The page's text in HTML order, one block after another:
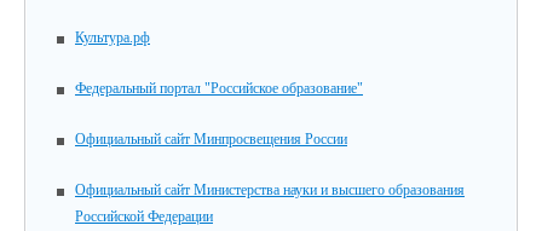
Культура.рф
Федеральный портал "Российское образование"
Официальный сайт Минпросвещения России
Официальный сайт Министерства науки и высшего образования
Российской Федерации